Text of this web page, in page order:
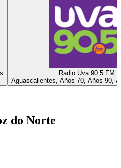
Radio Uva 90.5 FM
Aguascalientes, Años 70, Años 90,
do Norte